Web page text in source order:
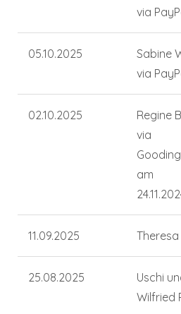
via
05.10.2025
Sabine
via
02.10.2025
Regine
via
Gooding
am
11.09.2025 Theresa
25.08.2025
Uschi
Wilfried